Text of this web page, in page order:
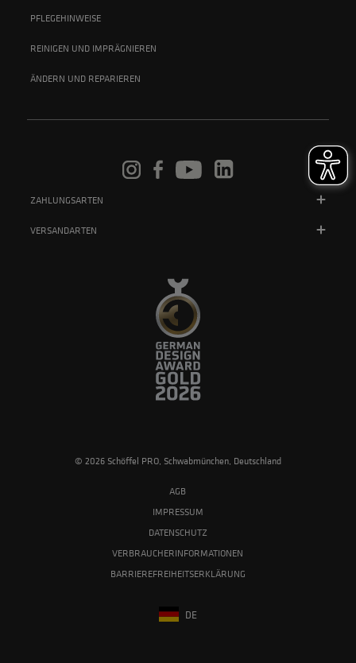
PFLEGEHINWEISE
REINIGEN UND IMPRÄGNIEREN
ÄNDERN UND REPARIEREN
ZAHLUNGSARTEN
VERSANDARTEN
© 2026 Schöffel PRO, Schwabmünchen, Deutschland
AGB
IMPRESSUM
DATENSCHUTZ
VERBRAUCHERINFORMATIONEN
BARRIEREFREIHEITSERKLÄRUNG
DE